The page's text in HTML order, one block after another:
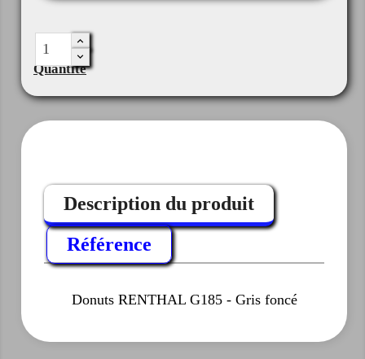
Quantité
Description du produit
Référence
Donuts RENTHAL G185 - Gris foncé